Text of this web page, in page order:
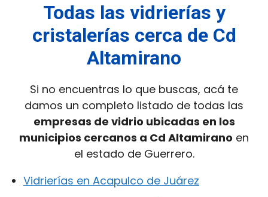
Todas las vidrierías y
cristalerías cerca de Cd
Altamirano
Si no encuentras lo que buscas, acá te
damos un completo listado de todas las
empresas de vidrio ubicadas en los
municipios cercanos a Cd Altamirano en
el estado de Guerrero.
Vidrierías en Acapulco de Juárez